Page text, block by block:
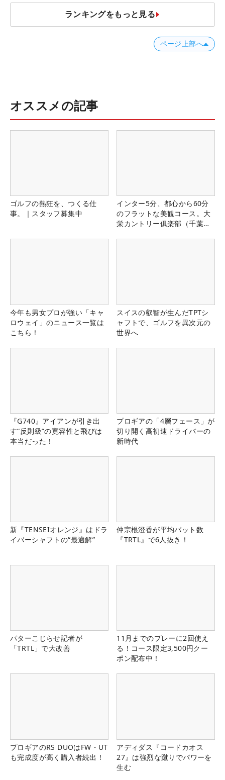
ランキングをもっと見る
ページ上部へ
オススメの記事
ゴルフの熱狂を、つくる仕
事。｜スタッフ募集中
インター5分、都心から60分
のフラットな美観コース。大
栄カントリー俱楽部（千葉
今年も男女プロが強い「キャ
ロウェイ」のニュース一覧は
こちら！
スイスの叡智が生んだTPTシ
ャフトで、ゴルフを異次元の
世界へ
『G740』アイアンが引き出
す“反則級”の寛容性と飛びは
本当だった！
プロギアの「4層フェース」が
切り開く高初速ドライバーの
新時代
新『TENSEIオレンジ』はドラ
イバーシャフトの“最適解”
仲宗根澄香が平均パット数
『TRTL』で6人抜き！
パターこじらせ記者が
「TRTL」で大改善
11月までのプレーに2回使え
る！コース限定3,500円クー
ポン配布中！
プロギアのRS DUOはFW・UT
も完成度が高く購入者続出！
アディダス『コードカオス
27』は強烈な蹴りでパワーを
生む